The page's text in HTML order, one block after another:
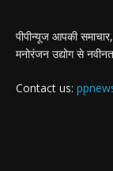
पीपीन्यूज आपकी
मनोरंजन उद्योग से
Contact us: